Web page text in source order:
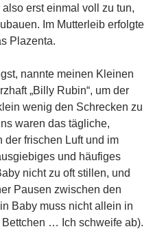
erst einmal voll zu tun,
Im Mutterleib erfolgte
Plazenta.
nannte meinen Kleinen
„Billy Rubin“, um der
wenig den Schrecken zu
waren das tägliche,
frischen Luft und im
und häufiges
nicht zu oft stillen, und
Pausen zwischen den
Baby muss nicht allein in
… Ich schweife ab).